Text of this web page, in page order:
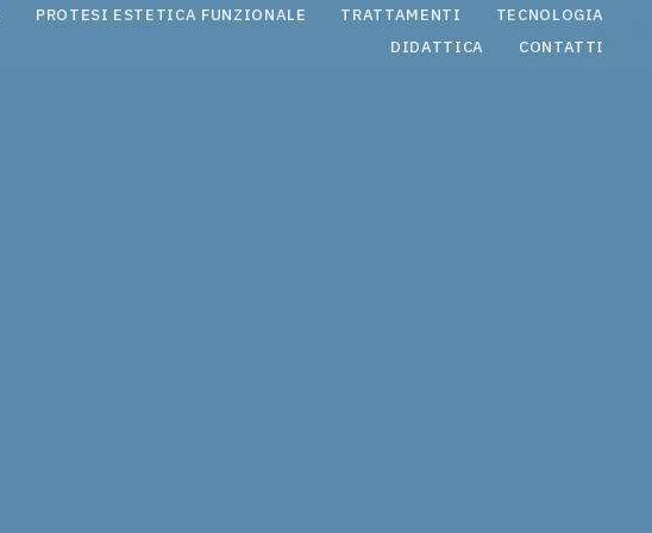
PROTESI ESTETICA FUNZIONALE TRATTAMENTI
TECNOLOGIA
DIDATTICA
CONTATTI